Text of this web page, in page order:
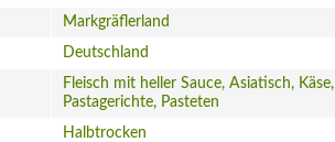
Markgräflerland
Deutschland
Fleisch mit heller Sauce, Asiatisch, Käse,
Pastagerichte, Pasteten
Halbtrocken